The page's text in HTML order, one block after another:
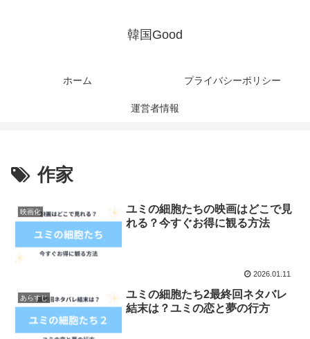
韓国Good
ホーム プライバシーポリシー
運営者情報
作家
映画化
ユミの細胞たちの映画はどこで見
れる？今すぐお得に観る方法
2026.01.11
あらすじ
ユミの細胞たち2最終回ネタバレ
結末は？ユミの恋と夢の行方